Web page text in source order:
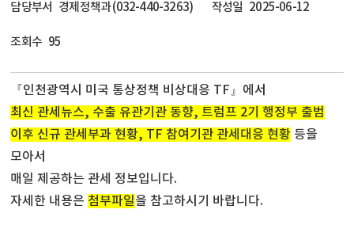
담당부서 경제정책과 (032-440-3263) 작성일 2025-06-12
조회수 95
『인천광역시 미국 통상정책 비상대응 TF』에서
최신 관세뉴스, 수출 유관기관 동향, 트럼프 2기 행정부 출범
이후 신규 관세부과 현황, TF 참여기관 관세대응 현황 등을
모아서
매일 제공하는 관세 정보입니다.
자세한 내용은 첨부파일을 참고하시기 바랍니다.